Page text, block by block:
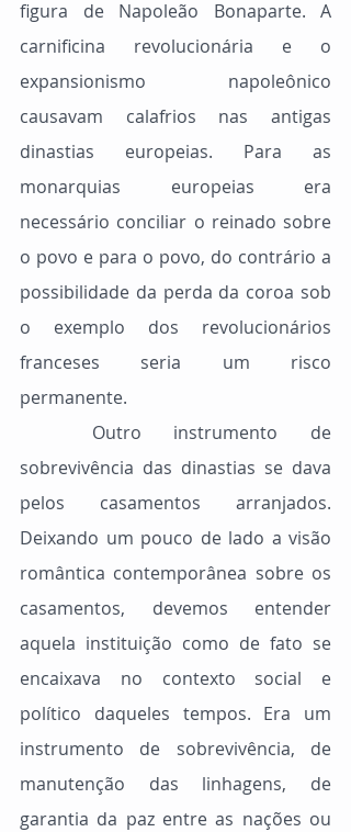
figura de Napoleão Bonaparte. A
carnificina revolucionária e o
expansionismo napoleônico
causavam calafrios nas antigas
dinastias europeias. Para as
monarquias europeias era
necessário conciliar o reinado sobre
o povo e para o povo, do contrário a
possibilidade da perda da coroa sob
o exemplo dos revolucionários
franceses seria um risco
permanente.
sobrevivência das dinastias se dava
pelos casamentos arranjados.
Deixando um pouco de lado a visão
romântica contemporânea sobre os
casamentos, devemos entender
aquela instituição como de fato se
encaixava no contexto social e
político daqueles tempos. Era um
instrumento de sobrevivência, de
manutenção das linhagens, de
garantia da paz entre as nações ou